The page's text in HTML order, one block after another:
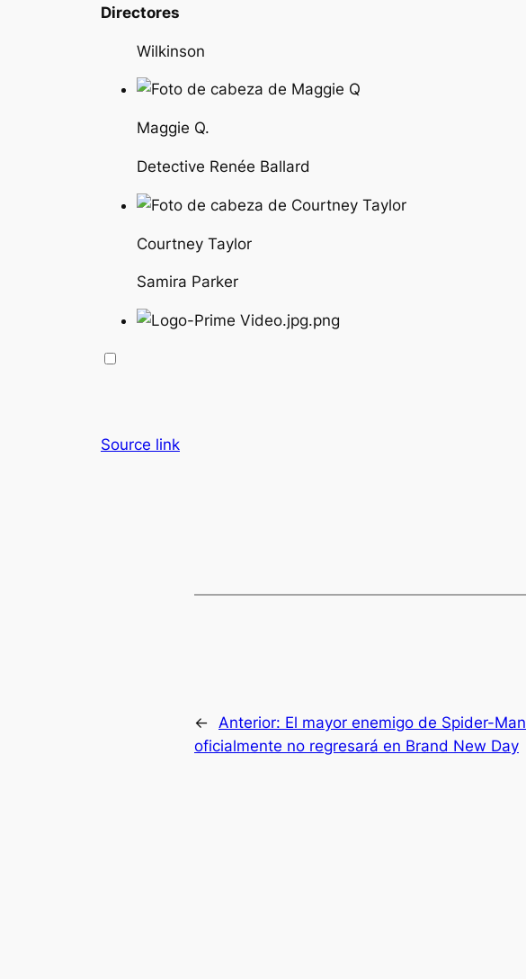
Directores
Wilkinson
Maggie Q.
Detective Renée Ballard
Courtney Taylor
Samira Parker
Source link
← Anterior: El mayor enemigo de Spider-Man
oficialmente no regresará en Brand New Day